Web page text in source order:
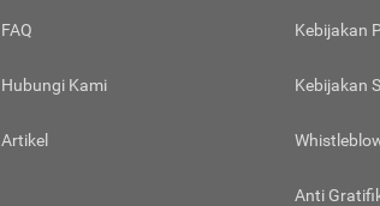
FAQ
Hubungi Kami
Artikel
Kebijakan
Kebijakan
Anti